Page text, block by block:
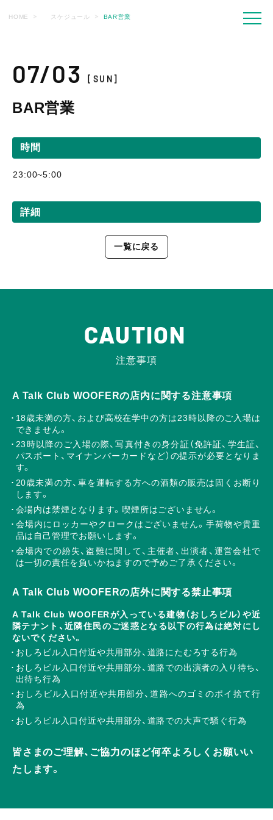
HOME スケジュール BAR営業
07/03[SUN]
BAR営業
時間
23:00~5:00
詳細
一覧に戻る
CAUTION
注意事項
A Talk Club WOOFERの店内に関する注意事項
18歳未満の方、および高校在学中の方は23時以降のご入場は
できません。
23時以降のご入場の際、写真付きの身分証（免許証、学生証、
パスポート、マイナンバーカードなど）の提示が必要となりま
す。
20歳未満の方、車を運転する方への酒類の販売は固くお断り
します。
会場内は禁煙となります。喫煙所はございません。
会場内にロッカーやクロークはございません。手荷物や貴重
品は自己管理でお願いします。
会場内での紛失、盗難に関して、主催者、出演者、運営会社で
は一切の責任を負いかねますので予めご了承ください。
A Talk Club WOOFERの店外に関する禁止事項
A Talk Club WOOFERが入っている建物（おしろビル）や近
隣テナント、近隣住民のご迷惑となる以下の行為は絶対にし
ないでください。
おしろビル入口付近や共用部分、道路にたむろする行為
おしろビル入口付近や共用部分、道路での出演者の入り待ち、
出待ち行為
おしろビル入口付近や共用部分、道路へのゴミのポイ捨て行
為
おしろビル入口付近や共用部分、道路での大声で騒ぐ行為
皆さまのご理解、ご協力のほど何卒よろしくお願いい
たします。